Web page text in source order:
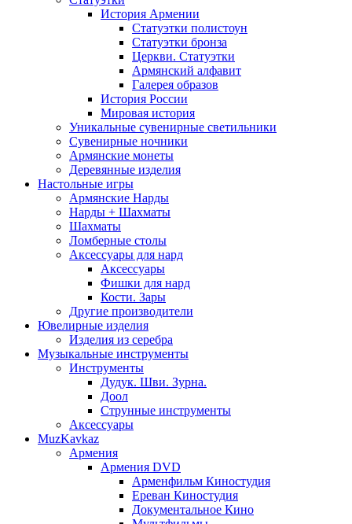
История Армении
Статуэтки полистоун
Статуэтки бронза
Церкви. Статуэтки
Армянский алфавит
Галерея образов
История России
Мировая история
Уникальные сувенирные светильники
Сувенирные ночники
Армянские монеты
Деревянные изделия
Настольные игры
Армянские Нарды
Нарды + Шахматы
Шахматы
Ломберные столы
Аксессуары для нард
Аксессуары
Фишки для нард
Кости. Зары
Другие производители
Ювелирные изделия
Изделия из серебра
Музыкальные инструменты
Инструменты
Дудук. Шви. Зурна.
Доол
Струнные инструменты
Аксессуары
MuzKavkaz
Армения
Армения DVD
Арменфильм Киностудия
Ереван Киностудия
Документальное Кино